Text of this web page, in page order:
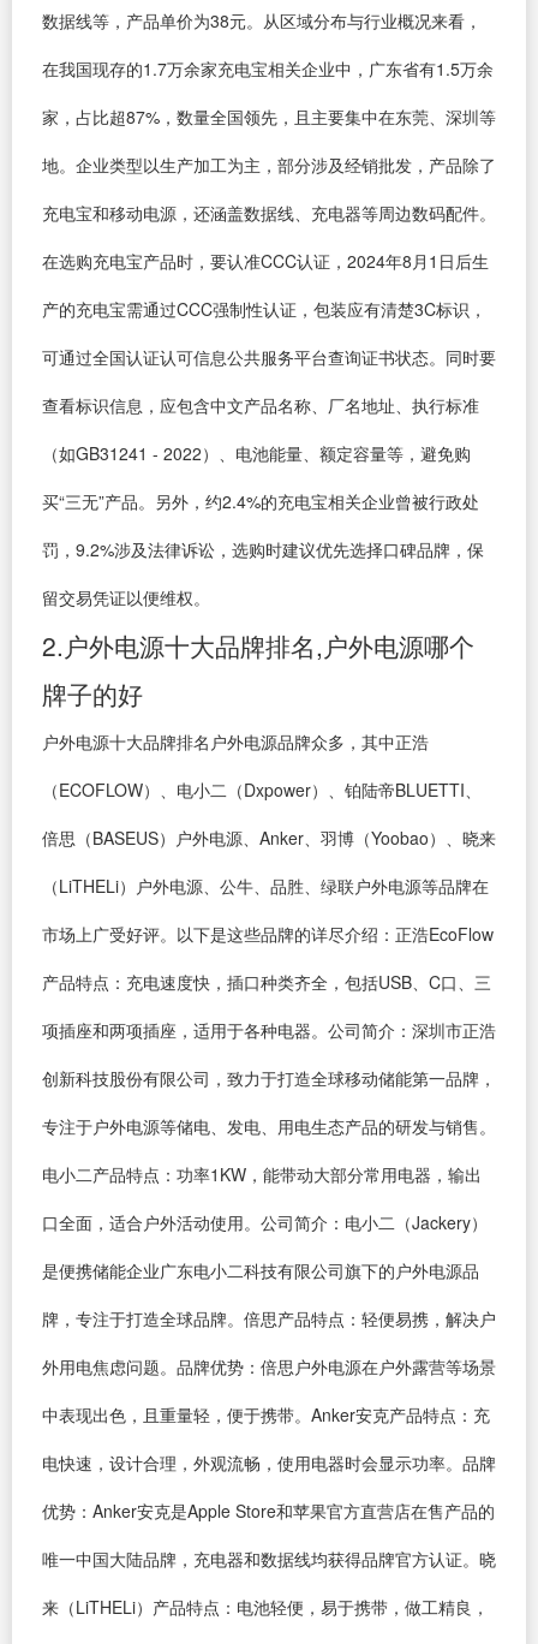
数据线等，产品单价为38元。从区域分布与行业概况来看，
在我国现存的1.7万余家充电宝相关企业中，广东省有1.5万余
家，占比超87%，数量全国领先，且主要集中在东莞、深圳等
地。企业类型以生产加工为主，部分涉及经销批发，产品除了
充电宝和移动电源，还涵盖数据线、充电器等周边数码配件。
在选购充电宝产品时，要认准CCC认证，2024年8月1日后生
产的充电宝需通过CCC强制性认证，包装应有清楚3C标识，
可通过全国认证认可信息公共服务平台查询证书状态。同时要
查看标识信息，应包含中文产品名称、厂名地址、执行标准
（如GB31241 - 2022）、电池能量、额定容量等，避免购
买“三无”产品。另外，约2.4%的充电宝相关企业曾被行政处
罚，9.2%涉及法律诉讼，选购时建议优先选择口碑品牌，保
留交易凭证以便维权。
2.户外电源十大品牌排名,户外电源哪个
牌子的好
户外电源十大品牌排名户外电源品牌众多，其中正浩
（ECOFLOW）、电小二（Dxpower）、铂陆帝BLUETTI、
倍思（BASEUS）户外电源、Anker、羽博（Yoobao）、晓来
（LiTHELi）户外电源、公牛、品胜、绿联户外电源等品牌在
市场上广受好评。以下是这些品牌的详尽介绍：正浩EcoFlow
产品特点：充电速度快，插口种类齐全，包括USB、C口、三
项插座和两项插座，适用于各种电器。公司简介：深圳市正浩
创新科技股份有限公司，致力于打造全球移动储能第一品牌，
专注于户外电源等储电、发电、用电生态产品的研发与销售。
电小二产品特点：功率1KW，能带动大部分常用电器，输出
口全面，适合户外活动使用。公司简介：电小二（Jackery）
是便携储能企业广东电小二科技有限公司旗下的户外电源品
牌，专注于打造全球品牌。倍思产品特点：轻便易携，解决户
外用电焦虑问题。品牌优势：倍思户外电源在户外露营等场景
中表现出色，且重量轻，便于携带。Anker安克产品特点：充
电快速，设计合理，外观流畅，使用电器时会显示功率。品牌
优势：Anker安克是Apple Store和苹果官方直营店在售产品的
唯一中国大陆品牌，充电器和数据线均获得品牌官方认证。晓
来（LiTHELi）产品特点：电池轻便，易于携带，做工精良，